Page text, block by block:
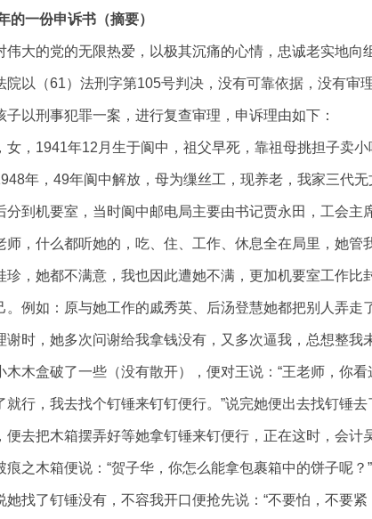
的一份申诉书（摘要）
伟大的党的无限热爱，以极其沉痛的心情，忠诚老实地
院以（61）法刑字第105号判决，没有可靠依据，没有
子以刑事犯罪一案，进行复查审理，申诉理由如下：
女，1941年12月生于阆中，祖父早死，靠祖母挑担子卖
年，49年阆中解放，母为缫丝工，现养老，我家三代
分到机要室，当时阆中邮电局主要由书记贾永田，工会
师，什么都听她的，吃、住、工作、休息全在局里，她
珍，她都不满意，我也因此遭她不满，更加机要室工作
。例如：原与她工作的戚秀英、后汤登慧她都把别人弄
谢时，她多次问谢给我拿钱没有，又多次逼我，总想整
木木盒破了一些（没有散开），便对王说：“王老师，你
就行，我去找个钉锤来钉钉便行。”说完她便出去找钉锤
便去把木箱摆弄好等她拿钉锤来钉便行，正在这时，会
痕之木箱便说：“贺子华，你怎么能拿包裹箱中的饼子呢
她找了钉锤没有，不容我开口便抢先说：“不要怕，不要